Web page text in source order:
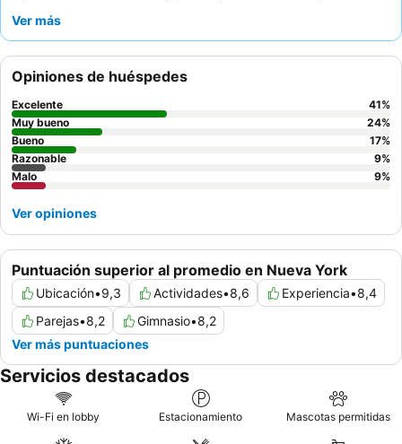
bien equipado y limpio, para los huéspedes que deseen
constantemente el variado y delicioso
del hotel es conocido por su buena comida y ambiente animado.
Para aquellos que deseen una experiencia más tranquila, se
recomienda optar por una habitación con vistas al jardín.
Ver más
Puntuación superior al promedio en Nueva York
Ubicación•9,3 Actividades•8,6 Experiencia•8,4
Parejas•8,2 Gimnasio•8,2
Ver más puntuaciones
Opiniones de huéspedes
Excelente 41%
Muy bueno
24%
Bueno
17%
Razonable
9%
Malo
9%
Ver opiniones
Servicios destacados
Wi-Fi en lobby Estacionamiento Mascotas permitidas